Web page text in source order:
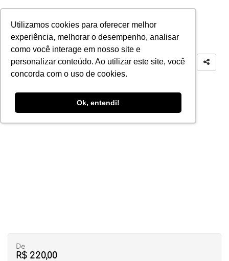
Utilizamos cookies para oferecer melhor
experiência, melhorar o desempenho, analisar
como você interage em nosso site e
personalizar conteúdo. Ao utilizar este site, você
concorda com o uso de cookies.
Ok, entendi!
De
R$ 220,00